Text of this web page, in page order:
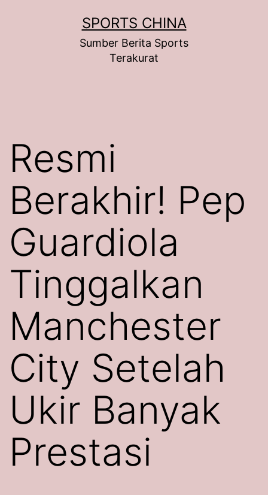
SPORTS CHINA
Sumber Berita Sports
Terakurat
Resmi
Berakhir! Pep
Guardiola
Tinggalkan
Manchester
City Setelah
Ukir Banyak
Prestasi